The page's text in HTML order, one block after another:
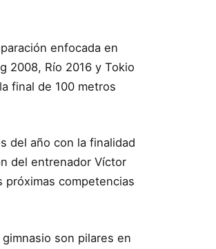
enfocada en
2008, Río 2016 y Tokio
final de 100 metros
del año con la finalidad
del entrenador Víctor
próximas competencias
son pilares en